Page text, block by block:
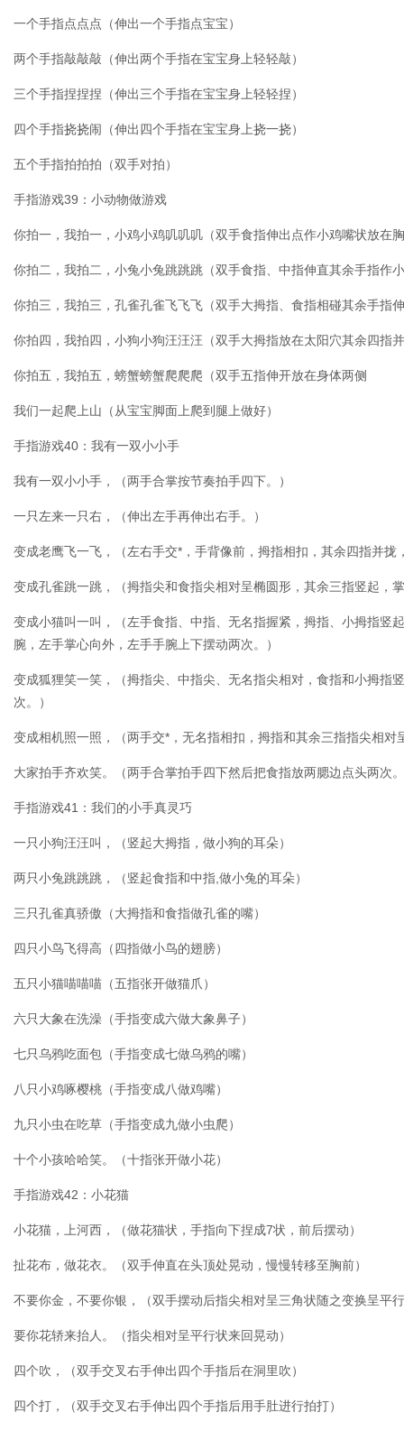
一个手指点点点（伸出一个手指点宝宝）
两个手指敲敲敲（伸出两个手指在宝宝身上轻轻敲）
三个手指捏捏捏（伸出三个手指在宝宝身上轻轻捏）
四个手指挠挠闹（伸出四个手指在宝宝身上挠一挠）
五个手指拍拍拍（双手对拍）
手指游戏39：小动物做游戏
你拍一，我拍一，小鸡小鸡叽叽叽（双手食指伸出点作小鸡嘴状放在
你拍二，我拍二，小兔小兔跳跳跳（双手食指、中指伸直其余手指作
你拍三，我拍三，孔雀孔雀飞飞飞（双手大拇指、食指相碰其余手指
你拍四，我拍四，小狗小狗汪汪汪（双手大拇指放在太阳穴其余四指
你拍五，我拍五，螃蟹螃蟹爬爬爬（双手五指伸开放在身体两侧
我们一起爬上山（从宝宝脚面上爬到腿上做好）
手指游戏40：我有一双小小手
我有一双小小手，（两手合掌按节奏拍手四下。）
一只左来一只右，（伸出左手再伸出右手。）
变成老鹰飞一飞，（左右手交*，手背像前，拇指相扣，其余四指并拢
变成孔雀跳一跳，（拇指尖和食指尖相对呈椭圆形，其余三指竖起，
变成小猫叫一叫，（左手食指、中指、无名指握紧，拇指、小拇指竖
腕，左手掌心向外，左手手腕上下摆动两次。）
变成狐狸笑一笑，（拇指尖、中指尖、无名指尖相对，食指和小拇指
次。）
变成相机照一照，（两手交*，无名指相扣，拇指和其余三指指尖相对
大家拍手齐欢笑。（两手合掌拍手四下然后把食指放两腮边点头两次
手指游戏41：我们的小手真灵巧
一只小狗汪汪叫，（竖起大拇指，做小狗的耳朵）
两只小兔跳跳跳，（竖起食指和中指,做小兔的耳朵）
三只孔雀真骄傲（大拇指和食指做孔雀的嘴）
四只小鸟飞得高（四指做小鸟的翅膀）
五只小猫喵喵喵（五指张开做猫爪）
六只大象在洗澡（手指变成六做大象鼻子）
七只乌鸦吃面包（手指变成七做乌鸦的嘴）
八只小鸡啄樱桃（手指变成八做鸡嘴）
九只小虫在吃草（手指变成九做小虫爬）
十个小孩哈哈笑。（十指张开做小花）
手指游戏42：小花猫
小花猫，上河西，（做花猫状，手指向下捏成7状，前后摆动）
扯花布，做花衣。（双手伸直在头顶处晃动，慢慢转移至胸前）
不要你金，不要你银，（双手摆动后指尖相对呈三角状随之变换呈平
要你花轿来抬人。（指尖相对呈平行状来回晃动）
四个吹，（双手交叉右手伸出四个手指后在洞里吹）
四个打，（双手交叉右手伸出四个手指后用手肚进行拍打）